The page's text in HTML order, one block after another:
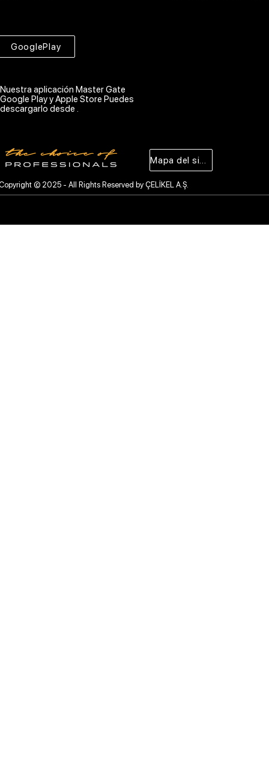
GooglePlay
Nuestra aplicación Master Gate
Google Play y Apple Store Puedes
descargarlo desde .
© 2025 - All Rights Reserved by ÇELİKEL A.Ş.